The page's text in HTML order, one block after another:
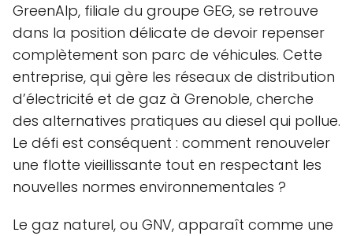
GreenAlp, filiale du groupe GEG, se retrouve
dans la position délicate de devoir repenser
complètement son parc de véhicules. Cette
entreprise, qui gère les réseaux de distribution
d’électricité et de gaz à Grenoble, cherche
des alternatives pratiques au diesel qui pollue.
Le défi est conséquent : comment renouveler
une flotte vieillissante tout en respectant les
nouvelles normes environnementales ?
Le gaz naturel, ou GNV, apparaît comme une